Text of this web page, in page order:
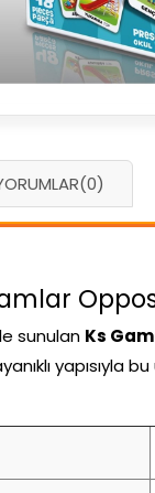
(0)
sunulan Ks
yapısıyla